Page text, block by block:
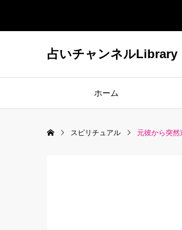
占いチャンネルLibrary
ホーム
スピリチュアル 元彼から突